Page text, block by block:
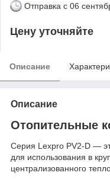
Отправка с 06
Цену уточняйте
Описание
Описание
Отопительные
Серия Lexpro PV2-D —
для использования в
централизованного